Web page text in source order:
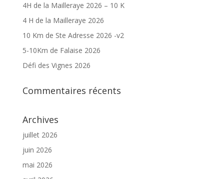
4H de la Mailleraye 2026 – 10 K
4 H de la Mailleraye 2026
10 Km de Ste Adresse 2026 -v2
5-10Km de Falaise 2026
Défi des Vignes 2026
Commentaires récents
Archives
juillet 2026
juin 2026
mai 2026